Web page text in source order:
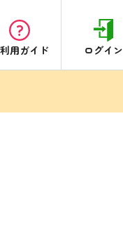
用ガイド ログイン